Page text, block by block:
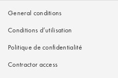
General conditions
Conditions d’utilisation
Politique de confidentialité
Contractor access